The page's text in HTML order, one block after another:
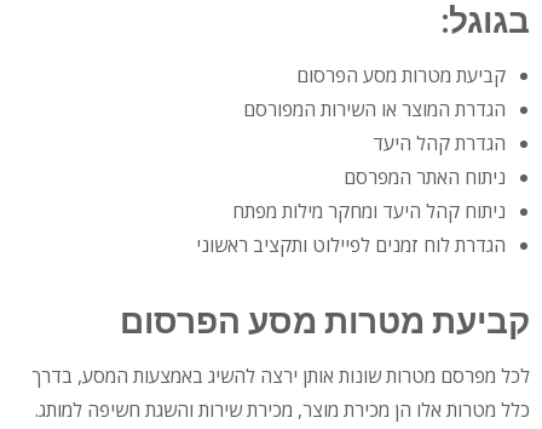
בגוגל:
קביעת מטרות מסע הפרסום
הגדרת המוצר או השירות המפורסם
הגדרת קהל היעד
ניתוח האתר המפרסם
ניתוח קהל היעד ומחקר מילות מפתח
הגדרת לוח זמנים לפיילוט ותקציב ראשוני
קביעת מטרות מסע הפרסום
לכל מפרסם מטרות שונות אותן ירצה להשיג באמצעות המסע, בדרך
כלל מטרות אלו הן מכירת מוצר, מכירת שירות והשגת חשיפה למותג.